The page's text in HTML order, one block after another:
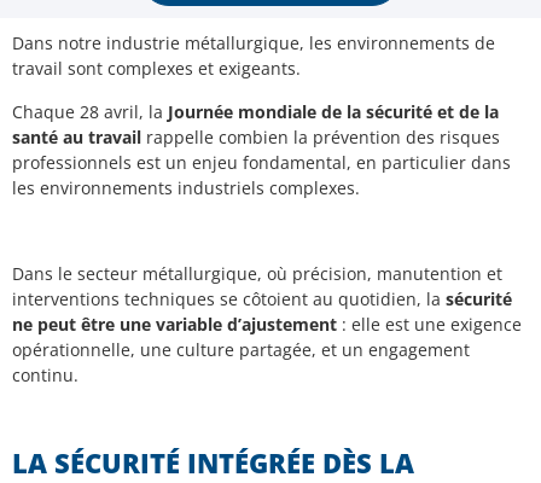
Dans notre industrie métallurgique, les environnements de
travail sont complexes et exigeants.
Chaque 28 avril, la Journée mondiale de la sécurité et de la
santé au travail rappelle combien la prévention des risques
professionnels est un enjeu fondamental, en particulier dans
les environnements industriels complexes.
Dans le secteur métallurgique, où précision, manutention et
interventions techniques se côtoient au quotidien, la sécurité
ne peut être une variable d’ajustement : elle est une exigence
opérationnelle, une culture partagée, et un engagement
continu.
LA SÉCURITÉ INTÉGRÉE DÈS LA